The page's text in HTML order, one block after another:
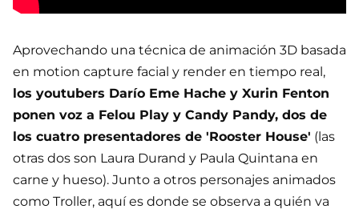
Aprovechando una técnica de animación 3D basada
en motion capture facial y render en tiempo real,
los youtubers Darío Eme Hache y Xurin Fenton
ponen voz a Felou Play y Candy Pandy, dos de
los cuatro presentadores de 'Rooster House' (las
otras dos son Laura Durand y Paula Quintana en
carne y hueso). Junto a otros personajes animados
como Troller, aquí es donde se observa a quién va